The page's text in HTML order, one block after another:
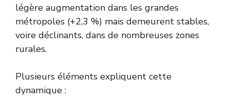
légère augmentation dans les grandes
métropoles (+2,3 %) mais demeurent stables,
voire déclinants, dans de nombreuses zones
rurales.
Plusieurs éléments expliquent cette
dynamique :